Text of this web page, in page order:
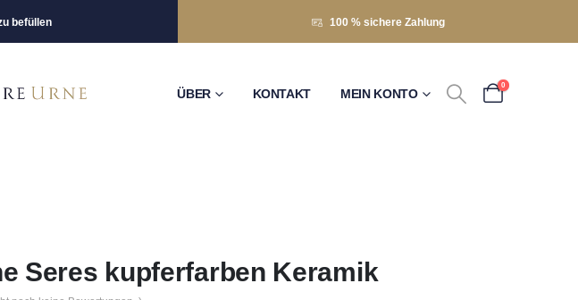
befüllen 100 % sichere Zahlung
ÜBER KONTAKT MEIN KONTO
0
Seres kupferfarben Keramik